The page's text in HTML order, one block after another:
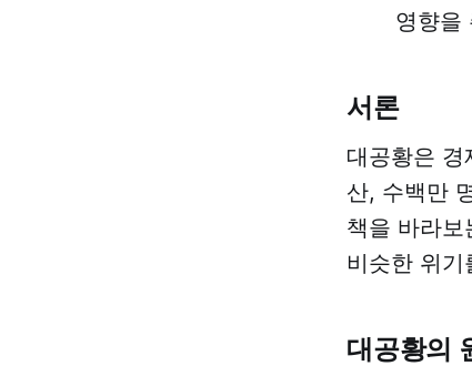
영향을
서론
대공황은
산, 수백만
책을 바라
비슷한 위
대공황의